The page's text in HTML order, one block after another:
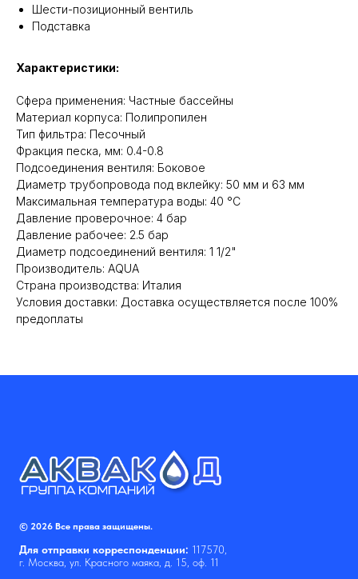
Шести-позиционный вентиль
Подставка
Характеристики:
Сфера применения: Частные бассейны
Материал корпуса: Полипропилен
Тип фильтра: Песочный
Фракция песка, мм: 0.4-0.8
Подсоединения вентиля: Боковое
Диаметр трубопровода под вклейку: 50 мм и 63 мм
Максимальная температура воды: 40 °C
Давление проверочное: 4 бар
Давление рабочее: 2.5 бар
Диаметр подсоединений вентиля: 1 1/2"
Производитель: AQUA
Страна производства: Италия
Условия доставки: Доставка осуществляется после 100%
предоплаты
© 2026 Все права защищены.
Для отправки корреспонденции: 117570,
г. Москва, ул. Красного маяка, д. 15, оф. 11